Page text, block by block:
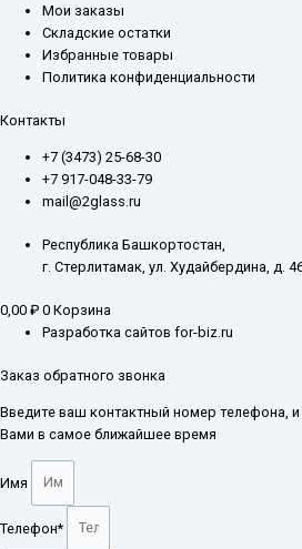
Мои заказы
Складские остатки
Избранные товары
Политика конфиденциальности
Контакты
+7 (3473) 25-68-30
+7 917-048-33-79
mail@2glass.ru
Республика Башкортостан,
г. Стерлитамак, ул. Худайбердина, д.
0,00 ₽ 0 Корзина
Разработка сайтов for-biz.ru
Заказ обратного звонка
Введите ваш контактный номер телефона,
Вами в самое ближайшее время
Имя
Телефон*